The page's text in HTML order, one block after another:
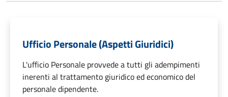
Ufficio Personale (Aspetti Giuridici)
L'ufficio Personale provvede a tutti gli adempimenti
inerenti al trattamento giuridico ed economico del
personale dipendente.